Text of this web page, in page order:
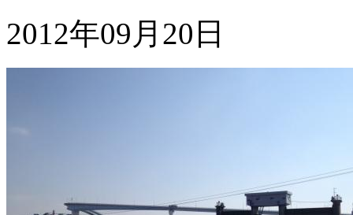
2012年09月20日